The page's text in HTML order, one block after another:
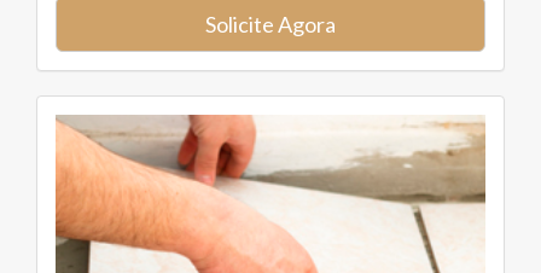
Solicite Agora